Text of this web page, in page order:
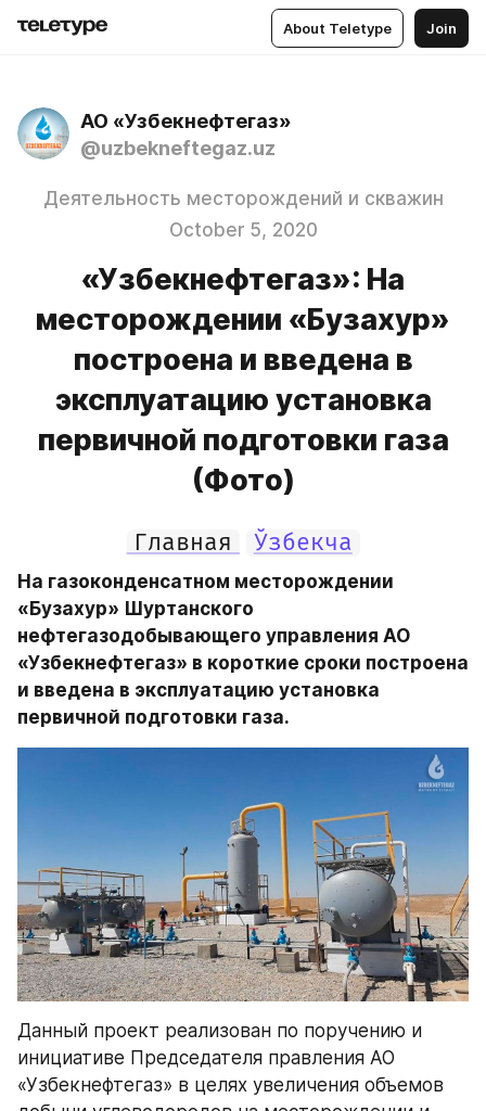
About Teletype Join
АО «Узбекнефтегаз»
@uzbekneftegaz.uz
Деятельность месторождений и скважин
October 5, 2020
«Узбекнефтегаз»: На
месторождении «Бузахур»
построена и введена в
эксплуатацию установка
первичной подготовки газа
(Фото)
Главная Ўзбекча
На газоконденсатном месторождении
«Бузахур» Шуртанского
нефтегазодобывающего управления АО
«Узбекнефтегаз» в короткие сроки построена
и введена в эксплуатацию установка
первичной подготовки газа.
Данный проект реализован по поручению и
инициативе Председателя правления АО
«Узбекнефтегаз» в целях увеличения объемов